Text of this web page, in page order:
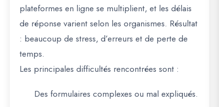
plateformes en ligne se multiplient, et les délais
de réponse varient selon les organismes. Résultat
: beaucoup de stress, d’erreurs et de perte de
temps.
Les principales difficultés rencontrées sont :
Des formulaires complexes ou mal expliqués.